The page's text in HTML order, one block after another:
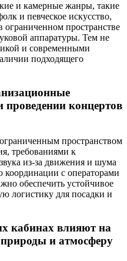
и камерные жанры, такие
и певческое искусство,
ограниченном пространстве
аппаратуры. Тем не
и современными
подходящего
концертов
пространством
требованиями к
из-за движения и шума
с операторами
обеспечить устойчивое
логистику для посадки и
кабинах влияют на
и атмосферу